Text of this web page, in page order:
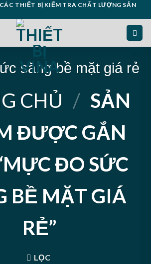
THIẾT BỊ KIỂM TRA CHẤT LƯỢNG SẢN
săng bề mặt giá rẻ
CHỦ / SẢN
ĐƯỢC GẮN
ĐO SỨC
BỀ MẶT GIÁ
RẺ”
LỌC